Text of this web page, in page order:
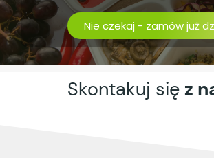
Nie czekaj - zamów już
Skontakuj się z